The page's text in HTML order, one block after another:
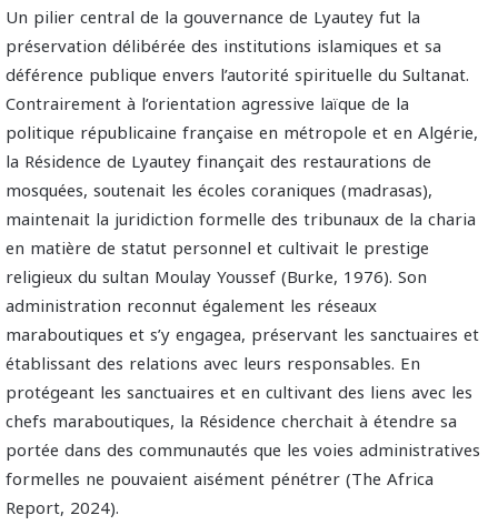
Un pilier central de la gouvernance de Lyautey fut la
préservation délibérée des institutions islamiques et sa
déférence publique envers l’autorité spirituelle du Sultanat.
Contrairement à l’orientation agressive laïque de la
politique républicaine française en métropole et en Algérie,
la Résidence de Lyautey finançait des restaurations de
mosquées, soutenait les écoles coraniques (madrasas),
maintenait la juridiction formelle des tribunaux de la charia
en matière de statut personnel et cultivait le prestige
religieux du sultan Moulay Youssef (Burke, 1976). Son
administration reconnut également les réseaux
maraboutiques et s’y engagea, préservant les sanctuaires et
établissant des relations avec leurs responsables. En
protégeant les sanctuaires et en cultivant des liens avec les
chefs maraboutiques, la Résidence cherchait à étendre sa
portée dans des communautés que les voies administratives
formelles ne pouvaient aisément pénétrer (The Africa
Report, 2024).